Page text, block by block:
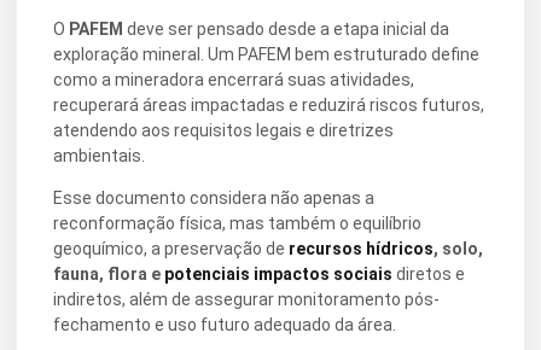
O PAFEM deve ser pensado desde a etapa inicial da
exploração mineral. Um PAFEM bem estruturado define
como a mineradora encerrará suas atividades,
recuperará áreas impactadas e reduzirá riscos futuros,
atendendo aos requisitos legais e diretrizes
ambientais.
Esse documento considera não apenas a
reconformação física, mas também o equilíbrio
geoquímico, a preservação de recursos hídricos, solo,
fauna, flora e potenciais impactos sociais diretos e
indiretos, além de assegurar monitoramento pós-
fechamento e uso futuro adequado da área.